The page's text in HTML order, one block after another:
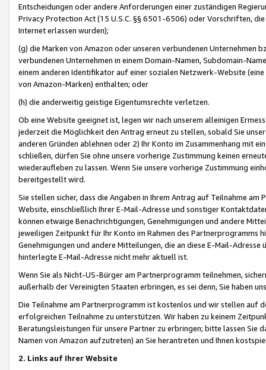
Entscheidungen oder andere Anforderungen einer zuständigen
Privacy Protection Act (15 U.S.C. §§ 6501-6506) oder Vorschriften,
Internet erlassen wurden);
(g) die Marken von Amazon oder unseren verbundenen Unternehmen
verbundenen Unternehmen in einem Domain-Namen, Subdomain-
einem anderen Identifikator auf einer sozialen Netzwerk-Website
von Amazon-Marken) enthalten; oder
(h) die anderweitig geistige Eigentumsrechte verletzen.
Ob eine Website geeignet ist, legen wir nach unserem alleinigen
jederzeit die Möglichkeit den Antrag erneut zu stellen, sobald Sie
anderen Gründen ablehnen oder 2) Ihr Konto im Zusammenhang mit
schließen, dürfen Sie ohne unsere vorherige Zustimmung keinen
wiederaufleben zu lassen. Wenn Sie unsere vorherige Zustimmung
bereitgestellt wird.
Sie stellen sicher, dass die Angaben in Ihrem Antrag auf Teilnahme
Website, einschließlich Ihrer E-Mail-Adresse und sonstiger
können etwaige Benachrichtigungen, Genehmigungen und andere
jeweiligen Zeitpunkt für Ihr Konto im Rahmen des Partnerprogramms
Genehmigungen und andere Mitteilungen, die an diese E-Mail-
hinterlegte E-Mail-Adresse nicht mehr aktuell ist.
Wenn Sie als Nicht-US-Bürger am Partnerprogramm teilnehmen,
außerhalb der Vereinigten Staaten erbringen, es sei denn, Sie haben
Die Teilnahme am Partnerprogramm ist kostenlos und wir stellen auf
erfolgreichen Teilnahme zu unterstützen. Wir haben zu keinem
Beratungsleistungen für unsere Partner zu erbringen; bitte lassen Sie
Namen von Amazon aufzutreten) an Sie herantreten und Ihnen
2. Links auf Ihrer Website